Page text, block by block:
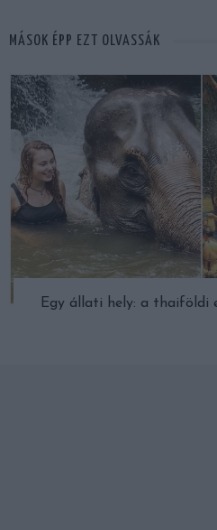
MÁSOK ÉPP EZT OLVASSÁK
Egy állati hely: a thaiföldi